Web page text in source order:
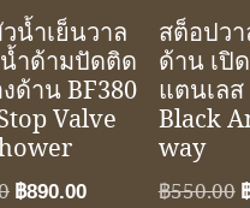
น้ำเย็นวาล
ำด้ามปัดติด
ด้าน BF380
Valve
Original
฿890.00Current
สต็อปว
ด้าน เปิ
แตนเลส
Black
way
฿550.00